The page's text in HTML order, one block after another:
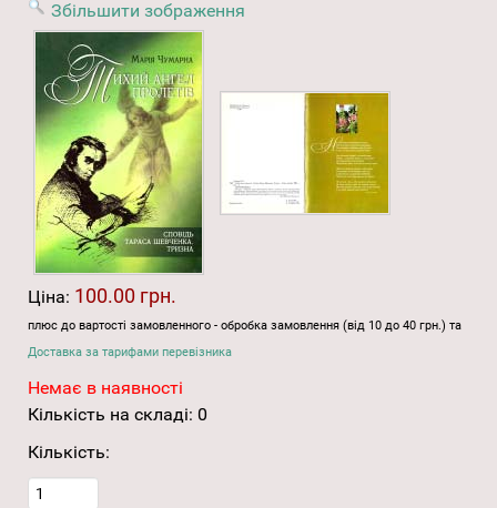
Збільшити зображення
Ціна: 100.00 грн.
плюс до вартості замовленного - обробка замовлення (від 10 до 40 грн.) та
Доставка за тарифами перевізника
Немає в наявності
Кількість на складі: 0
Кількість: